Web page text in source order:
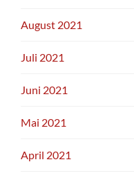
August 2021
Juli 2021
Juni 2021
Mai 2021
April 2021